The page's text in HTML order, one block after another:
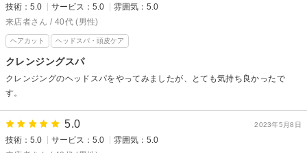
技術：5.0 サービス：5.0
雰囲気：5.0
来店者さん / 40代 (男性)
ヘアカット ヘッドスパ・頭皮ケア
クレンジングスパ
クレンジングのヘッドスパをやってみましたが、とても気持ち良かったで
す。
2023年5月8日
5.0
技術：5.0 サービス：5.0
雰囲気：5.0